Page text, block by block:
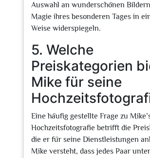
Auswahl an wunderschönen
Magie ihres besonderen Tages in
Weise widerspiegeln.
5. Welche
Preiskategorien
Mike für seine
Eine häufig gestellte Frage zu
Hochzeitsfotografie betrifft die
die er für seine Dienstleistungen
Mike versteht, dass jedes Paar